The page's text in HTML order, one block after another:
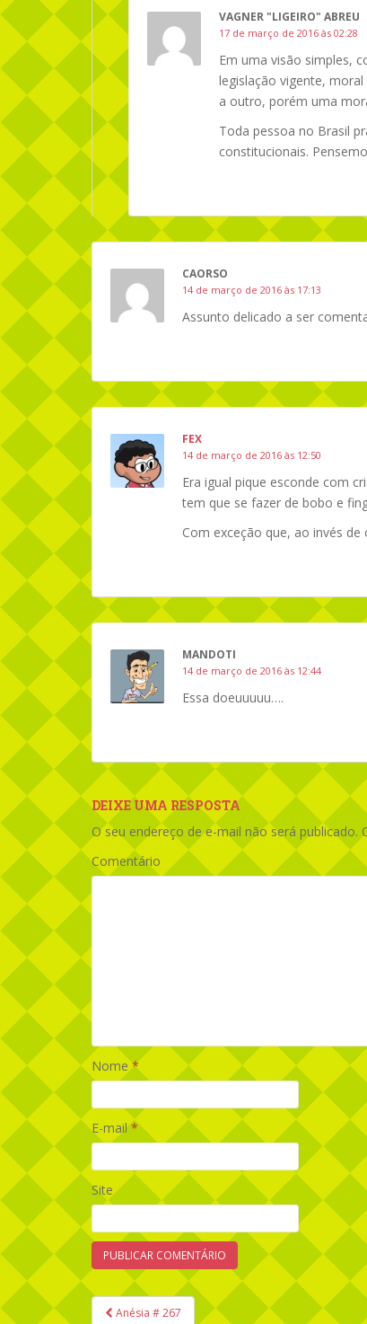
VAGNER "LIGEIRO" ABREU
17 de março de 2016 às 02:28
Em uma visão simples,
legislação vigente,
a outro, porém uma
Toda pessoa no Brasil
constitucionais.
CAORSO
14 de março de 2016 às 17:13
Assunto delicado a ser
FEX
14 de março de 2016 às 12:50
Era igual pique esconde com
tem que se fazer de bobo e
Com exceção que, ao invés
MANDOTI
14 de março de 2016 às 12:44
Essa doeuuuuu….
DEIXE UMA RESPOSTA
O seu endereço de e-mail não será publicado.
Comentário
Nome*
E-mail*
Site
Anésia # 267